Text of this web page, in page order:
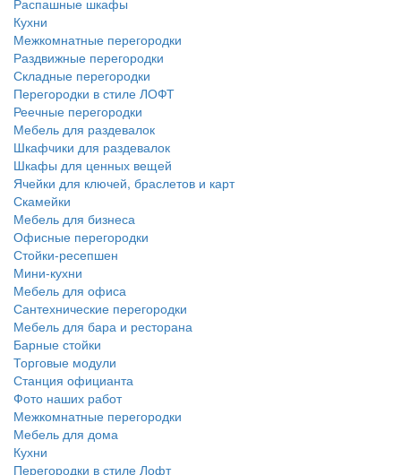
Распашные шкафы
Кухни
Межкомнатные перегородки
Раздвижные перегородки
Складные перегородки
Перегородки в стиле ЛОФТ
Реечные перегородки
Мебель для раздевалок
Шкафчики для раздевалок
Шкафы для ценных вещей
Ячейки для ключей, браслетов и карт
Скамейки
Мебель для бизнеса
Офисные перегородки
Стойки-ресепшен
Мини-кухни
Мебель для офиса
Сантехнические перегородки
Мебель для бара и ресторана
Барные стойки
Торговые модули
Станция официанта
Фото наших работ
Межкомнатные перегородки
Мебель для дома
Кухни
Перегородки в стиле Лофт